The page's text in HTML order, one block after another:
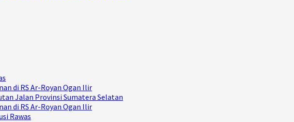
di RS Ar-Royan Ogan Ilir
Jalan Provinsi Sumatera Selatan
di RS Ar-Royan Ogan Ilir
Rawas